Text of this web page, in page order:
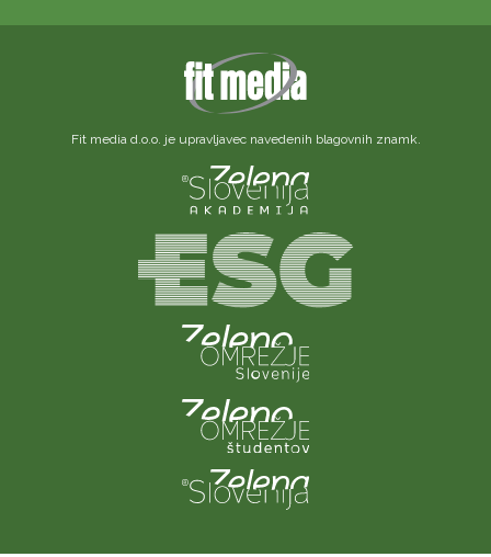
Fit media d.o.o. je upravljavec navedenih blagovnih znamk.